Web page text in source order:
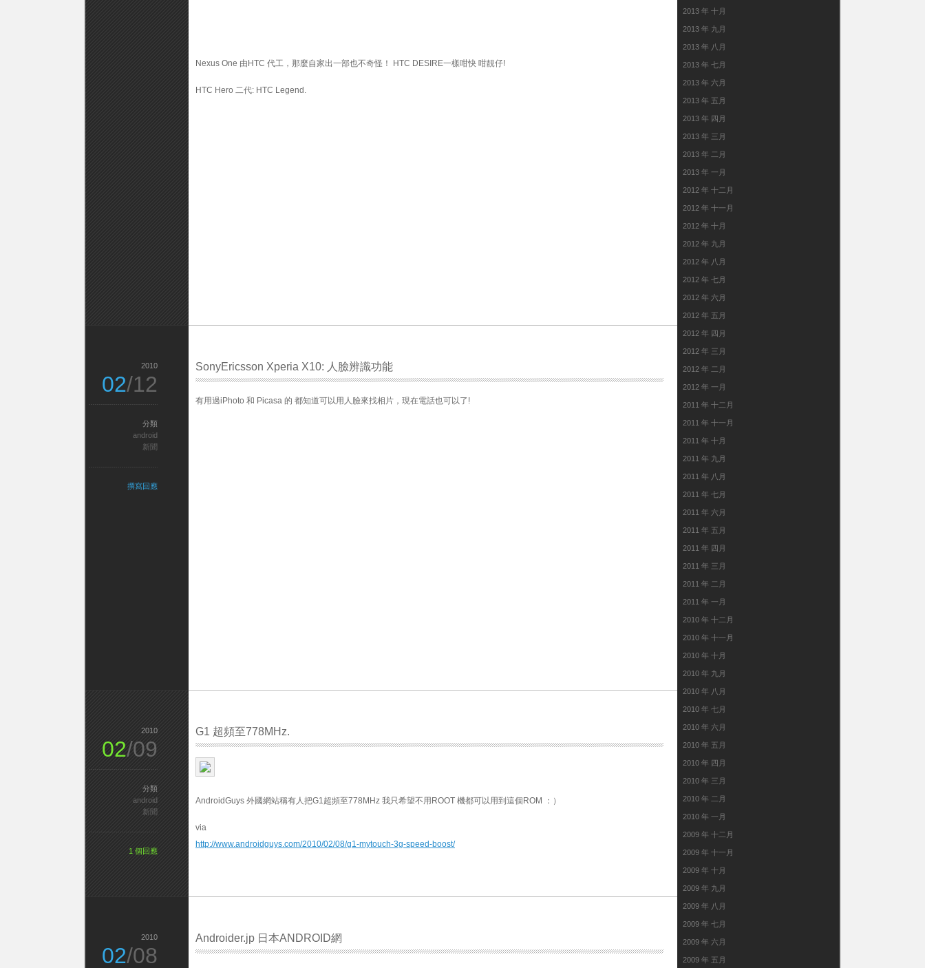
Nexus One 由HTC 代工，那麼自家出一部也不奇怪！ HTC DESIRE一樣咁快 咁靚仔!
HTC Hero 二代: HTC Legend.
SonyEricsson Xperia X10: 人臉辨識功能
有用過iPhoto 和 Picasa 的 都知道可以用人臉來找相片，現在電話也可以了!
2010
02/12
分類
android
新聞
撰寫回應
G1 超頻至778MHz.
AndroidGuys 外國網站稱有人把G1超頻至778MHz 我只希望不用ROOT 機都可以用到這個ROM ：）
via
http://www.androidguys.com/2010/02/08/g1-mytouch-3g-speed-boost/
2010
02/09
分類
android
新聞
1 個回應
Androider.jp 日本ANDROID網
2010
02/08
2013 年 十月
2013 年 九月
2013 年 八月
2013 年 七月
2013 年 六月
2013 年 五月
2013 年 四月
2013 年 三月
2013 年 二月
2013 年 一月
2012 年 十二月
2012 年 十一月
2012 年 十月
2012 年 九月
2012 年 八月
2012 年 七月
2012 年 六月
2012 年 五月
2012 年 四月
2012 年 三月
2012 年 二月
2012 年 一月
2011 年 十二月
2011 年 十一月
2011 年 十月
2011 年 九月
2011 年 八月
2011 年 七月
2011 年 六月
2011 年 五月
2011 年 四月
2011 年 三月
2011 年 二月
2011 年 一月
2010 年 十二月
2010 年 十一月
2010 年 十月
2010 年 九月
2010 年 八月
2010 年 七月
2010 年 六月
2010 年 五月
2010 年 四月
2010 年 三月
2010 年 二月
2010 年 一月
2009 年 十二月
2009 年 十一月
2009 年 十月
2009 年 九月
2009 年 八月
2009 年 七月
2009 年 六月
2009 年 五月